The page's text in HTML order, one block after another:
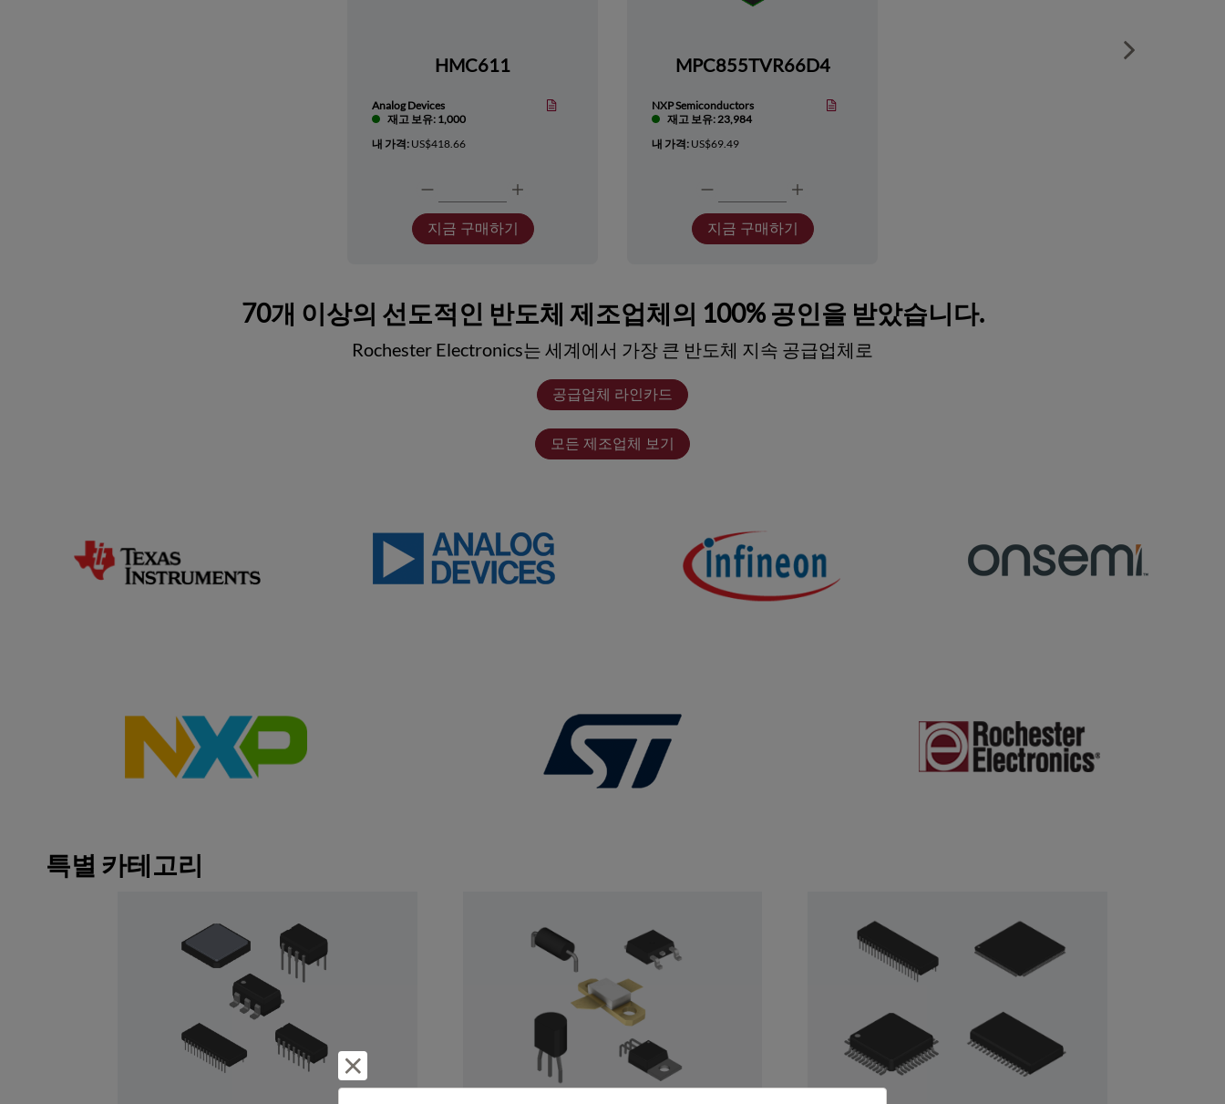
HMC611
Analog Devices
재고 보유: 1,000
내 가격: US$418.66
지금 구매하기
MPC855TVR66D4
NXP Semiconductors
재고 보유: 23,984
내 가격: US$69.49
지금 구매하기
Show next
70개 이상의 선도적인 반도체 제조업체의 100% 공인을 받았습니다.
Rochester Electronics는 세계에서 가장 큰 반도체 지속 공급업체로
공급업체 라인카드
모든 제조업체 보기
특별 카테고리